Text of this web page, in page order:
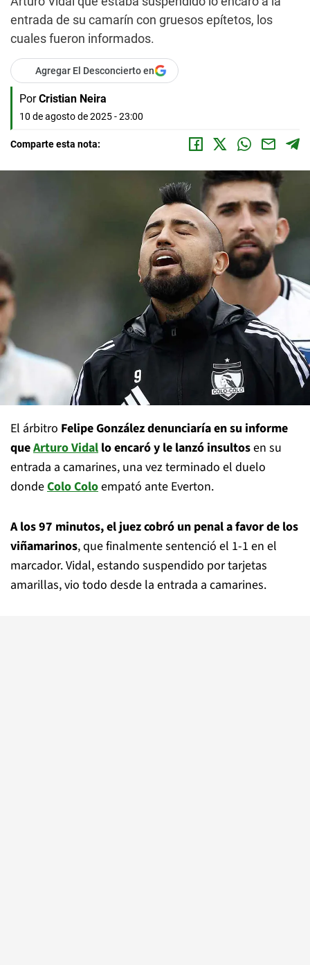
entrada de su camarín con gruesos epítetos, los
cuales fueron informados.
Agregar El Desconcierto en
Por Cristian Neira
10 de agosto de 2025 - 23:00
Comparte esta nota:
El árbitro Felipe González denunciaría en su informe
queArturo Vidal lo encaró y le lanzó insultosen su
entrada a camarines, una vez terminado el duelo
dondeColo Coloempató ante Everton.
A los 97 minutos, el juez cobró un penal a favor de los
viñamarinos, que finalmente sentenció el 1-1 en el
marcador. Vidal, estando suspendido por tarjetas
amarillas, vio todo desde la entrada a camarines.